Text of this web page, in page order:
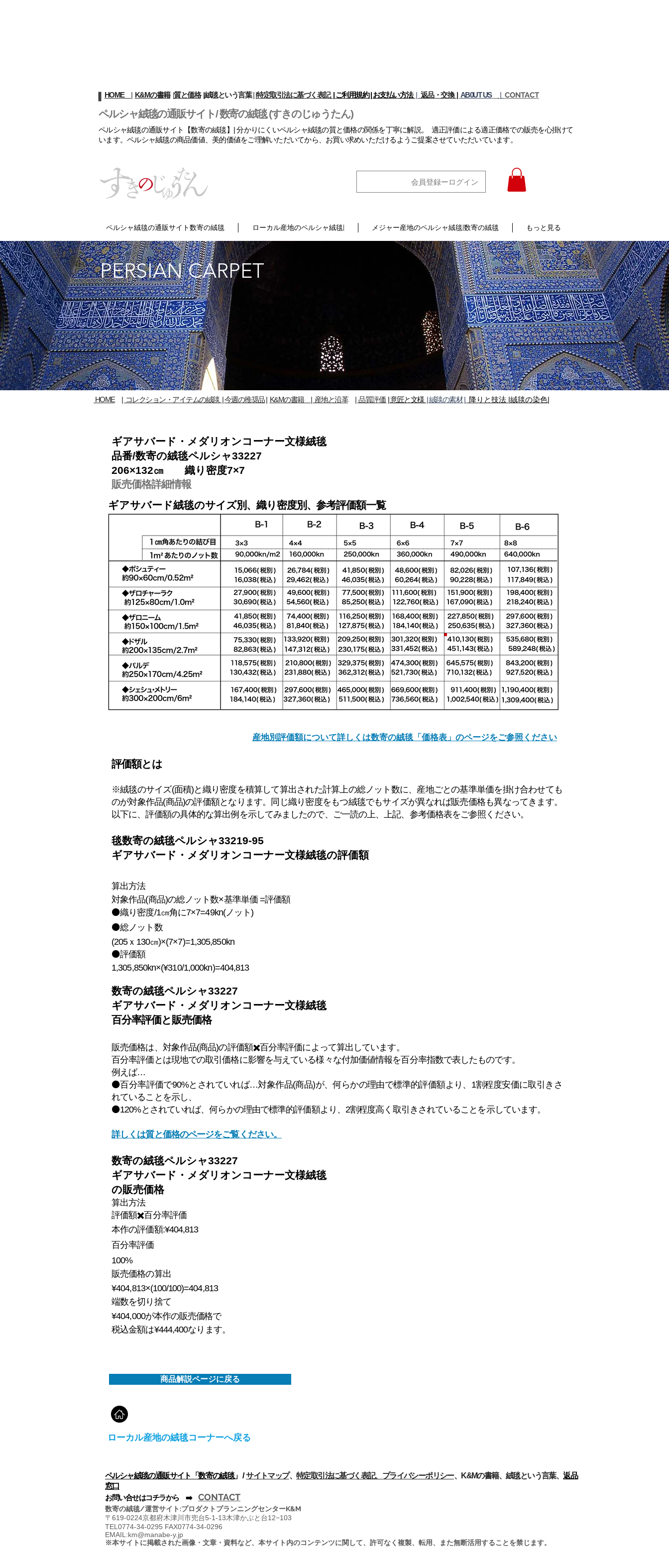
ペルシャ絨毯の通販サイト/ 数寄の絨毯 (すきのじゅうたん)
ペルシャ絨毯の通販サイト【数寄の絨毯】| 分かりにくいペルシャ絨毯の質と価格の関係を丁寧に解説。 適正評価による適正価格での販売を心掛けて
います。ペルシャ絨毯の商品価値、美的価値をご理解いただいてから、お買い求めいただけるようご提案させていただいています。
HOME | K&Mの書籍|質と価格|絨毯という言葉||特定取引法に基づく表記 | ご利用規約 |お支払い方法 | 返品・交換 | AB0UT US | CONTACT
会員登録ーログイン
ペルシャ絨毯の通販サイト数寄の絨毯 ローカル産地のペルシャ絨毯| メジャー産地のペルシャ絨毯|数寄の絨毯 もっと見る
数寄の絨毯 ppckm.net がお届けする
ペルシア絨毯情報
PERSIAN CARPET
HOME| コレクション・アイテムの絨毯 |今週の推奨品 ​| K&Mの書籍| 産地と沿革| 品質評価 | 意匠と文様 | 絨毯の素材 | 降りと技法 |絨毯の染色|
ギアサバード・メダリオンコーナー文様絨毯
品番/数寄の絨毯ペルシャ33227
206×132㎝ 織り密度7×7
販売価格詳細情報
ギアサバード絨毯のサイズ別、織り密度別 、参考評価額一覧
産地別評価額について詳しくは数寄の絨毯「価格表」のページをご参照ください
​評価額とは
※絨毯のサイズ(面積)と織り密度を積算して算出された計算上の総ノット数に、産地ごとの基準単価を掛け合わせても
のが対象作品(商品)の評価額となります。同じ織り密度をもつ絨毯でもサイズが異なれば販売価格も異なってきます。
以下に、評価額の具体的な算出例を示してみましたので、ご一読の上、上記、 ​参考価格表をご参照ください。
毯数寄の絨毯ペルシャ33219-95
ギアサバード・メダリオンコーナー文様絨毯の評価額
算出方法
対象作品(商品)の総ノット数×基準単価 =評価額
⚫️織り密度/1㎝角に7×7=49kn(ノット)
⚫️総ノット数
(205ｘ130㎝)×(7×7)=1,305,850kn
⚫️評価額
1,305,850kn×(¥310/1,000kn)=404,813
数寄の絨毯ペルシャ33227
ギアサバード・メダリオンコーナー文様絨毯
百分率評価と販売価格
​販売価格は、対象作品(商品)の評価額✖️百分率評価によって算出しています。
百分率評価 とは現地での取引価格に影響を与えている様々な付加価値情報を百分率指数で表したものです。
例えば…
⚫️百分率評価で90%とされていれば…対象作品(商品)が、何らかの理由で標準的評価額より、1割程度安価に取引きさ
れていることを示し、
⚫️120%とされていれば、何らかの理由で標準的評価額より、2割程度高く取引きされていることを示しています。
詳しくは質と価格のページをご覧ください。
数寄の絨毯ペルシャ33227
ギアサバード・メダリオンコーナー文様絨毯
の販売価格
算出方法
評価額✖️百分率​評価
本作の評価額:¥404,813
百分率​評価
100%
販売価格の算出
¥404,813×(100/100)=404,813
​端数を切り捨て
¥404,000が本作の販売価格で
税込金額は¥444,400なります。
商品解説ページに戻る
ローカル産地の絨毯コーナーへ戻る
ペルシャ絨毯の通販サイト「数寄の絨毯」 /サイトマップ、特定取引法に基づく表記、 プライバシーポリシー、 K&Mの書籍​、絨毯という言葉、返品
窓口
​お問い合せはコチラから ➡️
CONTACT
数寄の絨毯/運営サイト:プロダクトプランニングセンターK&M
〒 619-0224京都府木津川市兜台5-1-13木津かぶと台12−103
TEL0774-34-0295 FAX0774-34-0296
EMAIL:km@manabe-y.jp
※本サイトに掲載された画像・文章・資料など、本サイト内のコンテンツに関して、許可なく複製、転用、また無断活用することを禁じます。